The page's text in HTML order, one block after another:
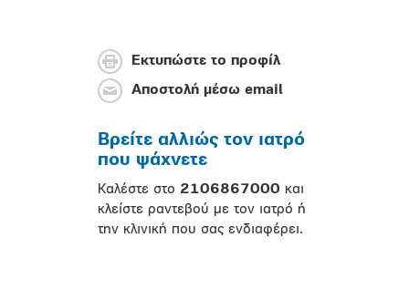
Εκτυπώστε το προφίλ
Αποστολή μέσω email
Βρείτε αλλιώς τον ιατρό
που ψάχνετε
Καλέστε στο 2106867000 και
κλείστε ραντεβού με τον ιατρό ή
την κλινική που σας ενδιαφέρει.